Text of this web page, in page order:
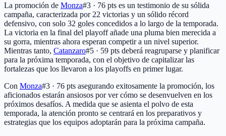
La promoción de Monza#3 · 76 pts es un testimonio de su sólida
campaña, caracterizada por 22 victorias y un sólido récord
defensivo, con solo 32 goles concedidos a lo largo de la temporada.
La victoria en la final del playoff añade una pluma bien merecida a
su gorra, mientras ahora esperan competir a un nivel superior.
Mientras tanto, Catanzaro#5 · 59 pts deberá reagruparse y planificar
para la próxima temporada, con el objetivo de capitalizar las
fortalezas que los llevaron a los playoffs en primer lugar.
Con Monza#3 · 76 pts asegurando exitosamente la promoción, los
aficionados estarán ansiosos por ver cómo se desenvuelven en los
próximos desafíos. A medida que se asienta el polvo de esta
temporada, la atención pronto se centrará en los preparativos y
estrategias que los equipos adoptarán para la próxima campaña.